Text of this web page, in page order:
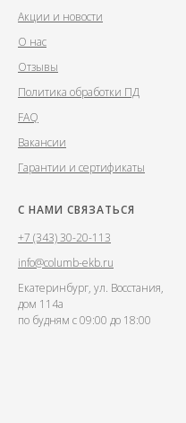
Акции и новости
О нас
Отзывы
Политика обработки ПД
FAQ
Вакансии
Гарантии и сертификаты
С НАМИ СВЯЗАТЬСЯ
+7 (343) 30-20-113
info@columb-ekb.ru
Екатеринбург, ул. Восстания,
дом 114а
по будням с 09:00 до 18:00